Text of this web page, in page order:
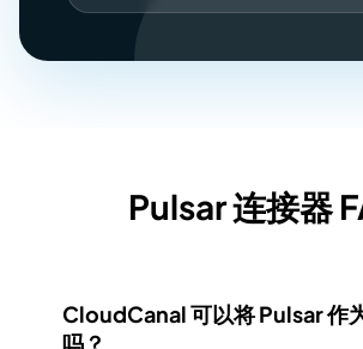
Pulsar 连接器
CloudCanal 可以将 Pulsar 作
吗？